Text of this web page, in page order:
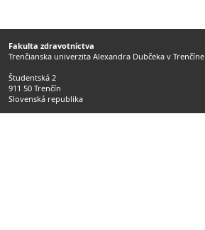
Fakulta zdravotníctva
Trenčianska univerzita Alexandra Dubčeka v Trenčíne
Študentská 2
911 50 Trenčín
Slovenská republika